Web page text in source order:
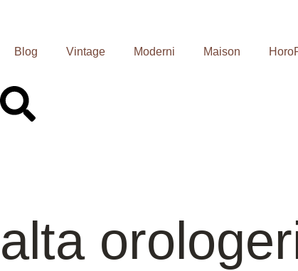
Blog Vintage Moderni Maison
alta